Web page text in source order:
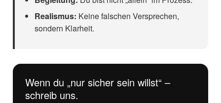
Realismus: Keine falschen Versprechen,
sondern Klarheit.
Wenn du „nur sicher sein willst“ –
schreib uns.